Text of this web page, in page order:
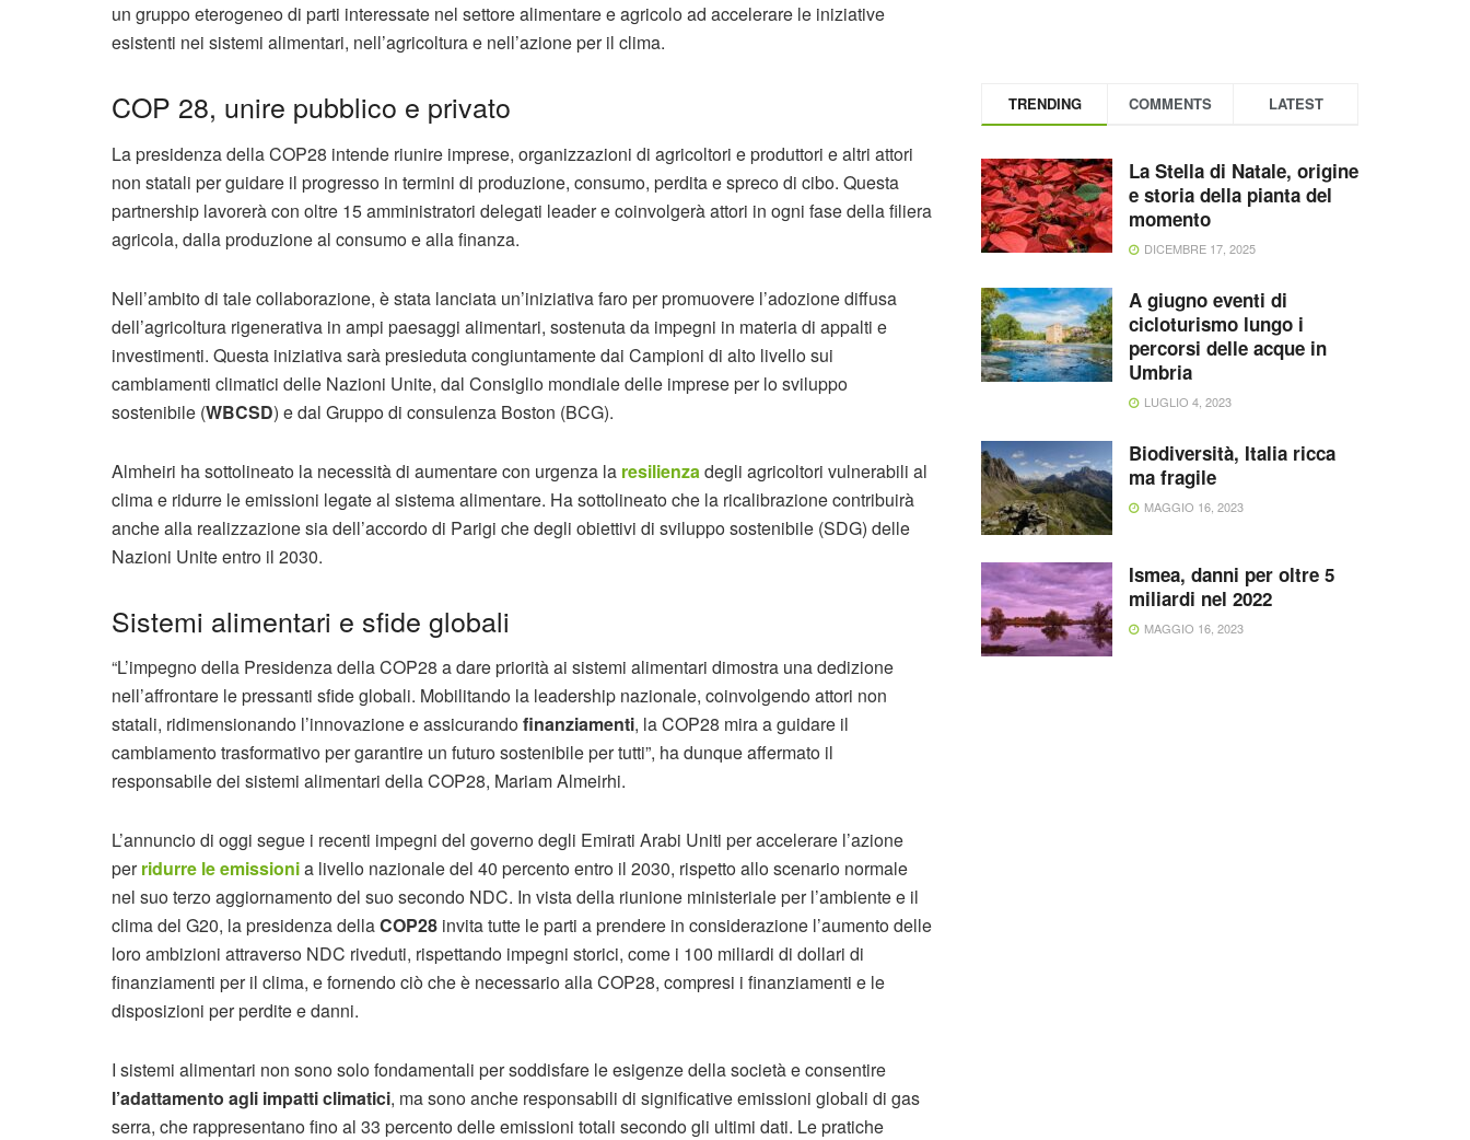
un gruppo eterogeneo di parti interessate nel settore alimentare e agricolo ad accelerare le iniziative
esistenti nei sistemi alimentari, nell’agricoltura e nell’azione per il clima.
COP 28, unire pubblico e privato
La presidenza della COP28 intende riunire imprese, organizzazioni di agricoltori e produttori e altri attori
non statali per guidare il progresso in termini di produzione, consumo, perdita e spreco di cibo. Questa
partnership lavorerà con oltre 15 amministratori delegati leader e coinvolgerà attori in ogni fase della filiera
agricola, dalla produzione al consumo e alla finanza.
Nell’ambito di tale collaborazione, è stata lanciata un’iniziativa faro per promuovere l’adozione diffusa
dell’agricoltura rigenerativa in ampi paesaggi alimentari, sostenuta da impegni in materia di appalti e
investimenti. Questa iniziativa sarà presieduta congiuntamente dai Campioni di alto livello sui
cambiamenti climatici delle Nazioni Unite, dal Consiglio mondiale delle imprese per lo sviluppo
sostenibile (WBCSD) e dal Gruppo di consulenza Boston (BCG).
Almheiri ha sottolineato la necessità di aumentare con urgenza la resilienza degli agricoltori vulnerabili al
clima e ridurre le emissioni legate al sistema alimentare. Ha sottolineato che la ricalibrazione contribuirà
anche alla realizzazione sia dell’accordo di Parigi che degli obiettivi di sviluppo sostenibile (SDG) delle
Nazioni Unite entro il 2030.
Sistemi alimentari e sfide globali
“L’impegno della Presidenza della COP28 a dare priorità ai sistemi alimentari dimostra una dedizione
nell’affrontare le pressanti sfide globali. Mobilitando la leadership nazionale, coinvolgendo attori non
statali, ridimensionando l’innovazione e assicurandofinanziamenti, la COP28 mira a guidare il
cambiamento trasformativo per garantire un futuro sostenibile per tutti”, ha dunque affermato il
responsabile dei sistemi alimentari della COP28, Mariam Almeirhi.
L’annuncio di oggi segue i recenti impegni del governo degli Emirati Arabi Uniti per accelerare l’azione
perridurre le emissionia livello nazionale del 40 percento entro il 2030, rispetto allo scenario normale
nel suo terzo aggiornamento del suo secondo NDC. In vista della riunione ministeriale per l’ambiente e il
clima del G20, la presidenza dellaCOP28 invita tutte le parti a prendere in considerazione l’aumento delle
loro ambizioni attraverso NDC riveduti, rispettando impegni storici, come i 100 miliardi di dollari di
finanziamenti per il clima, e fornendo ciò che è necessario alla COP28, compresi i finanziamenti e le
disposizioni per perdite e danni.
I sistemi alimentari non sono solo fondamentali per soddisfare le esigenze della società e consentire
l’adattamento agli impatti climatici, ma sono anche responsabili di significative emissioni globali di gas
serra, che rappresentano fino al 33 percento delle emissioni totali secondo gli ultimi dati. Le pratiche
TRENDING COMMENTS LATEST
La Stella di Natale, origine
e storia della pianta del
momento
DICEMBRE 17, 2025
A giugno eventi di
cicloturismo lungo i
percorsi delle acque in
Umbria
LUGLIO 4, 2023
Biodiversità, Italia ricca
ma fragile
MAGGIO 16, 2023
Ismea, danni per oltre 5
miliardi nel 2022
MAGGIO 16, 2023